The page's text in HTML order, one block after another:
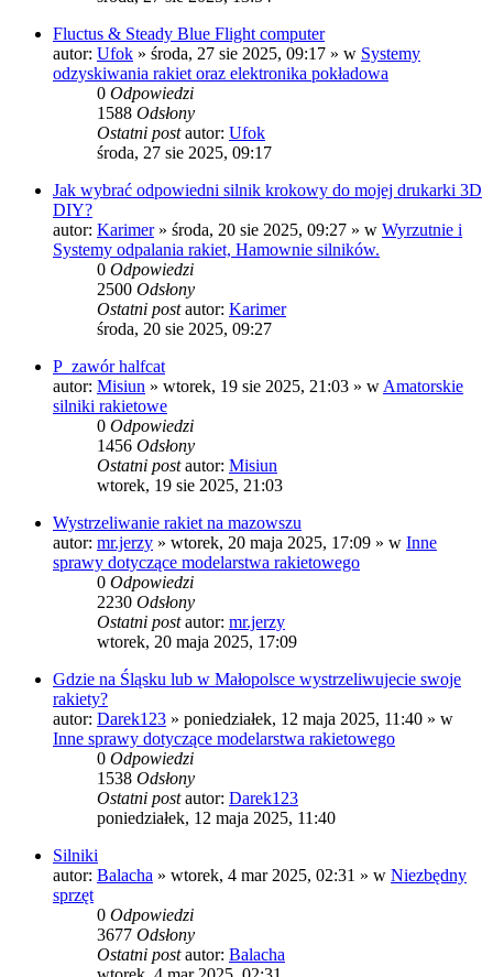
Fluctus & Steady Blue Flight computer
autor: Ufok » środa, 27 sie 2025, 09:17 » w Systemy
odzyskiwania rakiet oraz elektronika pokładowa
0 Odpowiedzi
1588 Odsłony
Ostatni postautor: Ufok
środa, 27 sie 2025, 09:17
Jak wybrać odpowiedni silnik krokowy do mojej drukarki 3D
DIY?
autor: Karimer» środa, 20 sie 2025, 09:27 » w Wyrzutnie i
Systemy odpalania rakiet, Hamownie silników.
0 Odpowiedzi
2500 Odsłony
Ostatni postautor: Karimer
środa, 20 sie 2025, 09:27
P_zawór halfcat
autor: Misiun » wtorek, 19 sie 2025, 21:03 » w Amatorskie
silniki rakietowe
0 Odpowiedzi
1456 Odsłony
Ostatni postautor: Misiun
wtorek, 19 sie 2025, 21:03
Wystrzeliwanie rakiet na mazowszu
autor: mr.jerzy » wtorek, 20 maja 2025, 17:09 » w Inne
sprawy dotyczące modelarstwa rakietowego
0 Odpowiedzi
2230 Odsłony
Ostatni postautor: mr.jerzy
wtorek, 20 maja 2025, 17:09
Gdzie na Śląsku lub w Małopolsce wystrzeliwujecie swoje
rakiety?
autor: Darek123 » poniedziałek, 12 maja 2025, 11:40 » w
Inne sprawy dotyczące modelarstwa rakietowego
0 Odpowiedzi
1538 Odsłony
Ostatni postautor: Darek123
poniedziałek, 12 maja 2025, 11:40
Silniki
autor: Balacha » wtorek, 4 mar 2025, 02:31 » w Niezbędny
sprzęt
0 Odpowiedzi
3677 Odsłony
Ostatni postautor: Balacha